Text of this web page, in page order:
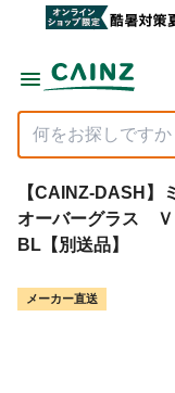
【CAINZ-DASH】
オーバーグラス
BL【別送品】
メーカー直送